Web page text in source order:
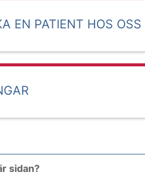
EN PATIENT HOS OSS
sidan?